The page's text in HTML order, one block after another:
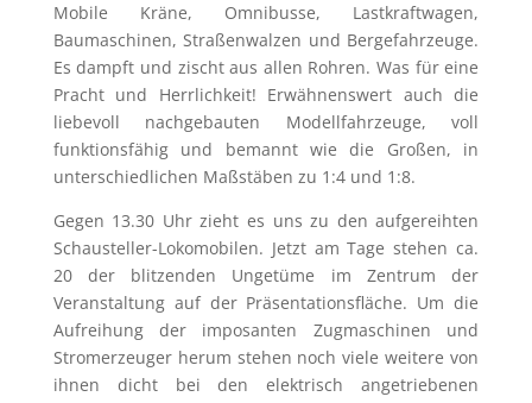
Mobile Kräne, Omnibusse, Lastkraftwagen,
Baumaschinen, Straßenwalzen und Bergefahrzeuge.
Es dampft und zischt aus allen Rohren. Was für eine
Pracht und Herrlichkeit! Erwähnenswert auch die
liebevoll nachgebauten Modellfahrzeuge, voll
funktionsfähig und bemannt wie die Großen, in
unterschiedlichen Maßstäben zu 1:4 und 1:8.
Gegen 13.30 Uhr zieht es uns zu den aufgereihten
Schausteller-Lokomobilen. Jetzt am Tage stehen ca.
20 der blitzenden Ungetüme im Zentrum der
Veranstaltung auf der Präsentationsfläche. Um die
Aufreihung der imposanten Zugmaschinen und
Stromerzeuger herum stehen noch viele weitere von
ihnen dicht bei den elektrisch angetriebenen